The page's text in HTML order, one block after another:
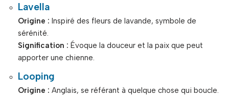
Lavella
Origine : Inspiré des fleurs de lavande, symbole de
sérénité.
Signification : Évoque la douceur et la paix que peut
apporter une chienne.
Looping
Origine : Anglais, se référant à quelque chose qui boucle.